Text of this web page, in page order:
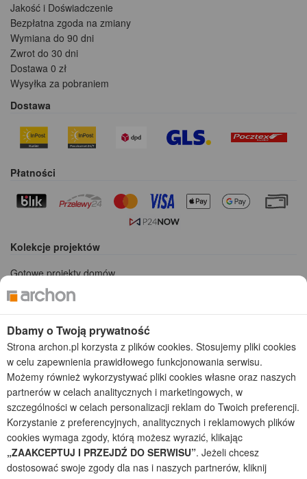
Jakość i Doświadczenie
Bezpłatna zgoda na zmiany
Wymiana do 90 dni
Zwrot do 30 dni
Dostawa 0 zł
Wysyłka za pobraniem
Dostawa
Płatności
Kolekcje projektów
Gotowe projekty domów
Projekty domów tanich w budowie
Projekty domów szeregowych
Projekty małych domów (do 150 m2)
Projekty domów wielorodzinnych
Projekty domów bliźniaczych
Projekty domów nowoczesnych
Projekty domów parterowych
2026 © ARCHON+ Biuro Projektów - Tradycyjne i nowoczesne gotowe
projekty domów - autorska pracownia architektoniczna założona w 1990r.
przez arch. Barbarę Mendel
Z uwagi na ciągłe doskonalenie procesu powstawania projektów (zgodnie z
normą ISO 9001), prezentowane na stronie projekty domów mogą
nieznacznie różnić się od dokumentacji technicznej.
Dbamy o Twoją prywatność
Strona archon.pl korzysta z plików cookies. Stosujemy pliki cookies
w celu zapewnienia prawidłowego funkcjonowania serwisu.
Możemy również wykorzystywać pliki cookies własne oraz naszych
partnerów w celach analitycznych i marketingowych, w
szczególności w celach personalizacji reklam do Twoich preferencji.
Korzystanie z preferencyjnych, analitycznych i reklamowych plików
cookies wymaga zgody, którą możesz wyrazić, klikając
„ZAAKCEPTUJ I PRZEJDŹ DO SERWISU”. Jeżeli chcesz
dostosować swoje zgody dla nas i naszych partnerów, kliknij